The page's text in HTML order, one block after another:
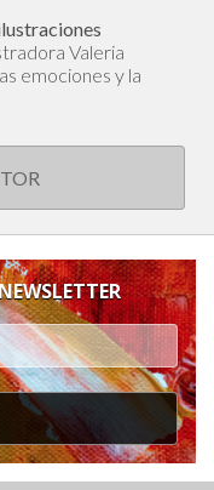
Valeria
emociones y la